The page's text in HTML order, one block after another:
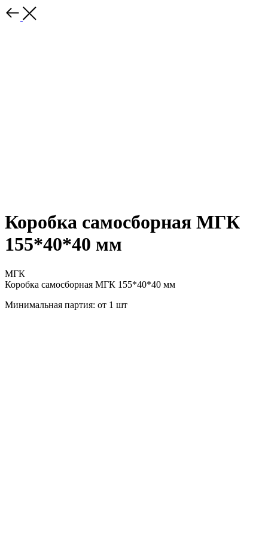
Коробка самосборная МГК
155*40*40 мм
МГК
Коробка самосборная МГК 155*40*40 мм
Минимальная партия: от 1 шт